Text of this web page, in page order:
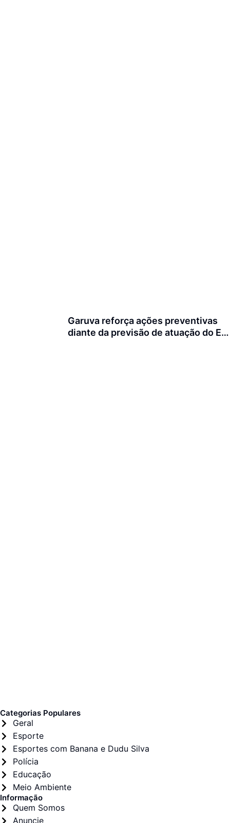
Garuva reforça ações preventivas
diante da previsão de atuação do El
Categorias Populares
Geral
Esporte
Esportes com Banana e Dudu Silva
Polícia
Educação
Meio Ambiente
Informação
Quem Somos
Anuncie